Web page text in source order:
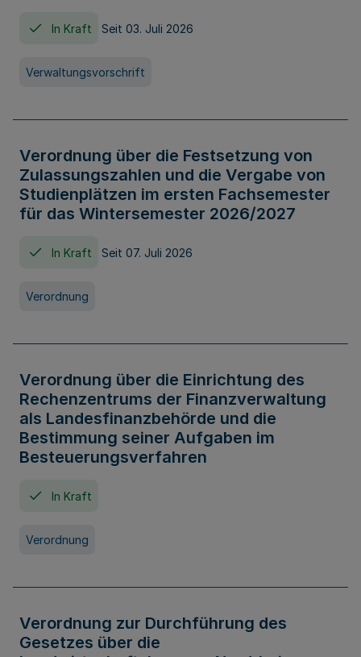
In Kraft Seit 03. Juli 2026
Verwaltungsvorschrift
Verordnung über die Festsetzung von
Zulassungszahlen und die Vergabe von
Studienplätzen im ersten Fachsemester
für das Wintersemester 2026/2027
In Kraft Seit 07. Juli 2026
Verordnung
Verordnung über die Einrichtung des
Rechenzentrums der Finanzverwaltung
als Landesfinanzbehörde und die
Bestimmung seiner Aufgaben im
Besteuerungsverfahren
In Kraft
Verordnung
Verordnung zur Durchführung des
Gesetzes über die